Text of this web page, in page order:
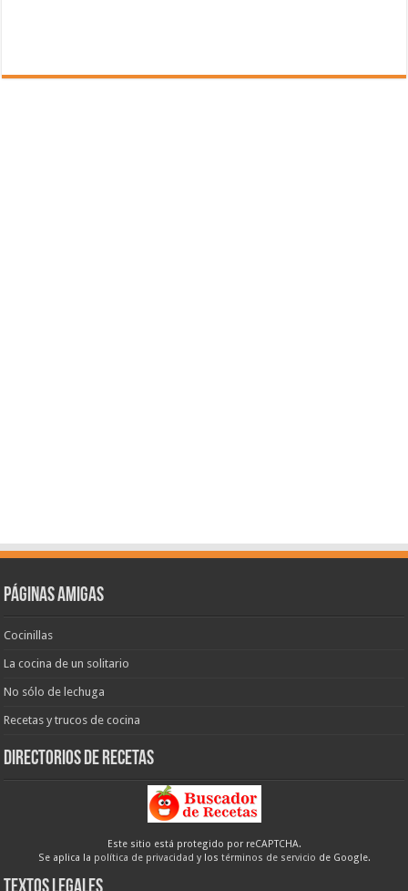
Páginas amigas
Cocinillas
La cocina de un solitario
No sólo de lechuga
Recetas y trucos de cocina
Directorios de recetas
Este sitio está protegido por reCAPTCHA.
Se aplica la política de privacidad y los términos de servicio de Google.